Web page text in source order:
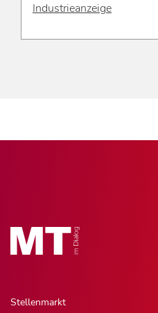
Industrieanzeige
Stellenmarkt